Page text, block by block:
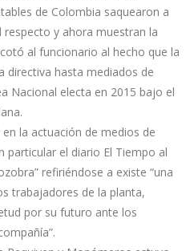
de Colombia saquearon a
y ahora muestran la
al funcionario al hecho que la
directiva hasta mediados de
Nacional electa en 2015 bajo el
la actuación de medios de
particular el diario El Tiempo al
refiriéndose a existe “una
trabajadores de la planta,
por su futuro ante los